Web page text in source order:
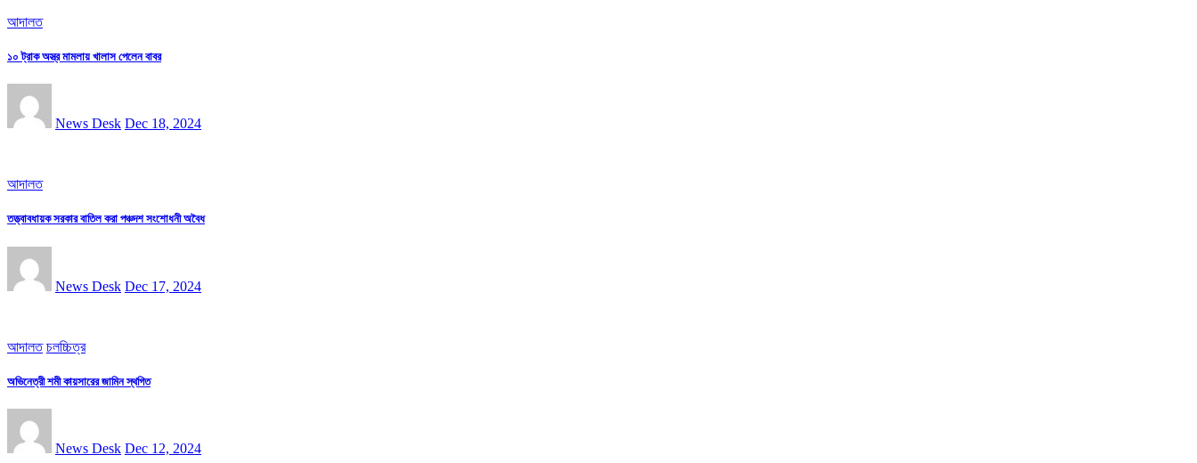
আদালত
১০ ট্রাক অস্ত্র মামলায় খালাস পেলেন বাবর
News Desk Dec 18, 2024
আদালত
তত্ত্বাবধায়ক সরকার বাতিল করা পঞ্চদশ সংশোধনী অবৈধ
News Desk Dec 17, 2024
আদালত চলচ্চিত্র
অভিনেত্রী শমী কায়সারের জামিন স্থগিত
News Desk Dec 12, 2024